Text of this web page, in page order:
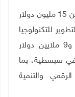
وخصصت جمهورية كوريا بموجب الاتفاقيتين 15 مليون دولار
للتكنولوجيا
الابتكارية والتحول الرقمي في فلسطين، و9 ملايين دولار
في سبسطية، بما
والتنمية